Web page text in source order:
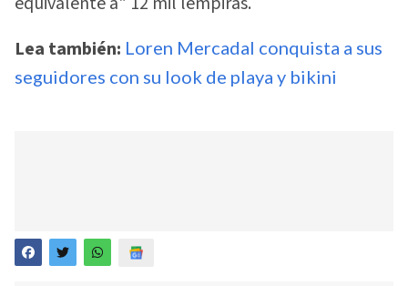
Lea también: Loren Mercadal conquista a sus
seguidores con su look de playa y bikini